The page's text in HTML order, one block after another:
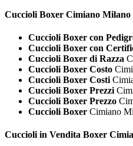
Cuccioli Boxer Cimiano Milano
Cuccioli Boxer con
Cuccioli Boxer con
Cuccioli Boxer di Razza
Cuccioli Boxer Costo
Cuccioli Boxer Costi
Cuccioli Boxer Prezzi
Cuccioli Boxer Prezzo
Cuccioli Boxer Cimiano
Cuccioli in Vendita Boxer